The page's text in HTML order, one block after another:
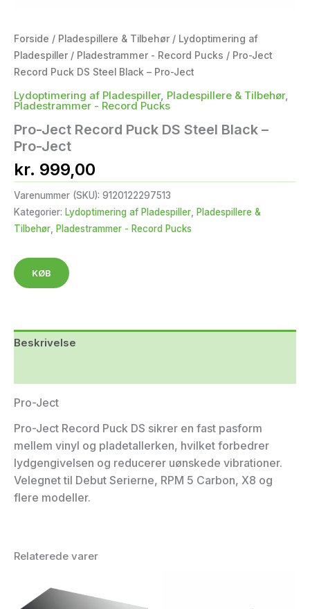
Forside / Pladespillere & Tilbehør / Lydoptimering af
Pladespiller / Pladestrammer - Record Pucks / Pro-Ject
Record Puck DS Steel Black – Pro-Ject
Lydoptimering af Pladespiller, Pladespillere & Tilbehør,
Pladestrammer - Record Pucks
Pro-Ject Record Puck DS Steel Black –
Pro-Ject
kr. 999,00
Varenummer (SKU): 9120122297513
Kategorier: Lydoptimering af Pladespiller Pladespillere &
Tilbehør Pladestrammer - Record Pucks
KØB
Beskrivelse
Pro-Ject
Pro-Ject Record Puck DS sikrer en fast pasform
mellem vinyl og pladetallerken, hvilket forbedrer
lydgengivelsen og reducerer uønskede vibrationer.
Velegnet til Debut Serierne, RPM 5 Carbon, X8 og
flere modeller.
Relaterede varer